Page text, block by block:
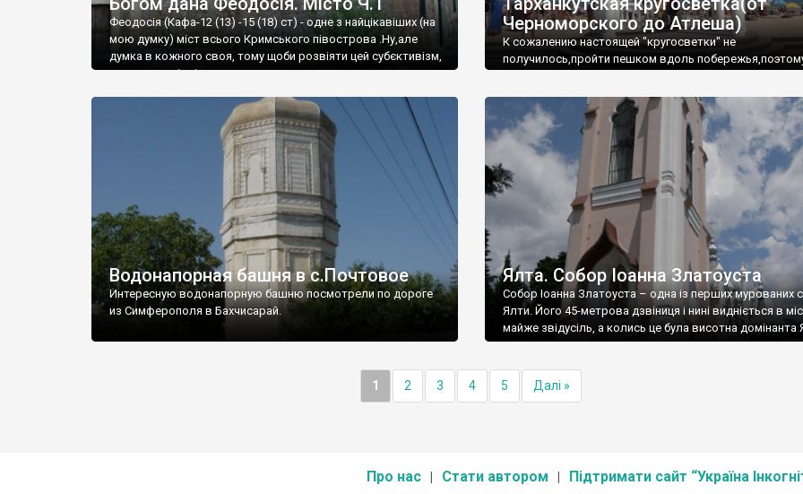
Феодосія (Кафа-12 (13) -15 (18) ст) - одне з найцікавіших (на
мою думку) міст всього Кримського півострова .Ну,але
думка в кожного своя, тому щоби розвіяти цей субєктивізм,
запрошую відвідати це
Черноморского до Атлеша)
К сожалению настоящей "кругосветки" не
получилось,пройти пешком вдоль
Водонапорная башня в с.Почтовое
Интересную водонапорную башню посмотрели по дороге
из Симферополя в Бахчисарай.
Ялта. Собор Іоанна Златоуста
Собор Іоанна Златоуста – одна із перших мурованих
Ялти. Його 45-метрова дзвіниця і нині видніється в
майже звідусіль, а колись це була висотна домінанта
1 2 3 4 5 Далі »
Про нас Стати автором Підтримати сайт “Україна